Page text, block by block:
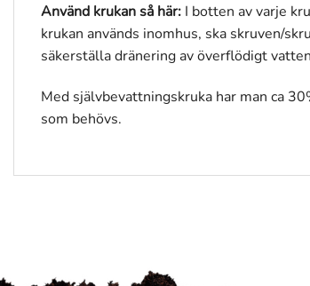
Använd krukan så här: I botten av varje
krukan används inomhus, ska skruven/
säkerställa dränering av överflödigt
Med självbevattningskruka har man ca
som behövs.